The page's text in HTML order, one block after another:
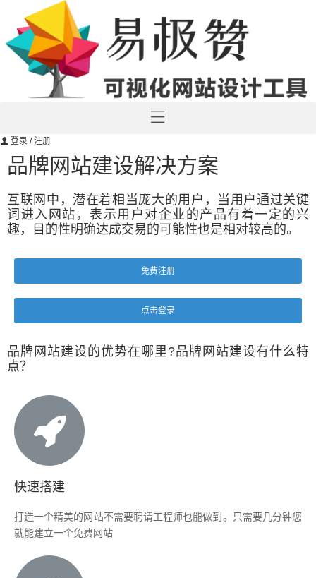
登录 / 注册
品牌网站建设解决方案
互联网中，潜在着相当庞大的用户，当用户通过关键
词进入网站，表示用户对企业的产品有着一定的兴
趣，目的性明确达成交易的可能性也是相对较高的。
免费注册
点击登录
品牌网站建设的优势在哪里?品牌网站建设有什么特
点？
快速搭建
打造一个精美的网站不需要聘请工程师也能做到。只需要几分钟您
就能建立一个免费网站